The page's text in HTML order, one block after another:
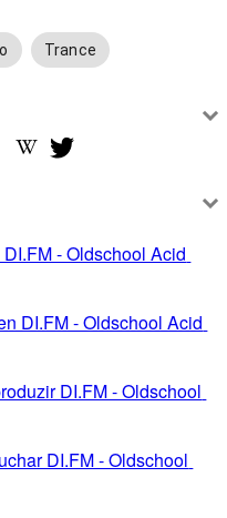
Trance
- Oldschool Acid
DI.FM - Oldschool Acid
DI.FM - Oldschool
DI.FM - Oldschool